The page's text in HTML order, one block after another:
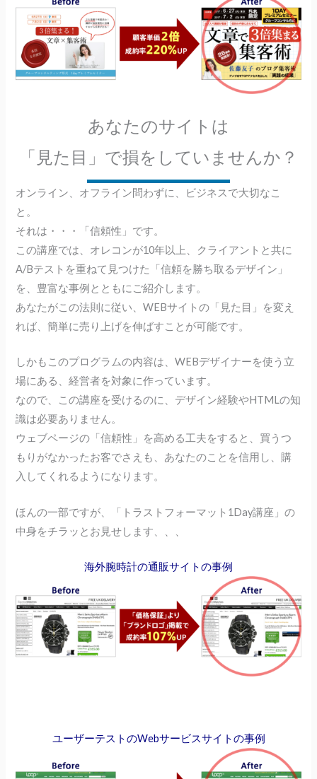
あなたのサイトは
「見た目」で損をしていませんか？
オンライン、オフライン問わずに、ビジネスで大切なこ
と。
それは・・・「信頼性」です。
この講座では、オレコンが10年以上、クライアントと共に
A/Bテストを重ねて見つけた「信頼を勝ち取るデザイン」
を、豊富な事例とともにご紹介します。
あなたがこの法則に従い、WEBサイトの「見た目」を変え
れば、簡単に売り上げを伸ばすことが可能です。
しかもこのプログラムの内容は、WEBデザイナーを使う立
場にある、経営者を対象に作っています。
なので、この講座を受けるのに、デザイン経験やHTMLの知
識は必要ありません。
ウェブページの「信頼性」を高める工夫をすると、買うつ
もりがなかったお客でさえも、あなたのことを信用し、購
入してくれるようになります。
ほんの一部ですが、「トラストフォーマット1Day講座」の
中身をチラッとお見せします、、、
海外腕時計の通販サイトの事例
ユーザーテストのWebサービスサイトの事例